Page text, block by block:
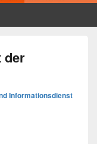
der
Informationsdienst